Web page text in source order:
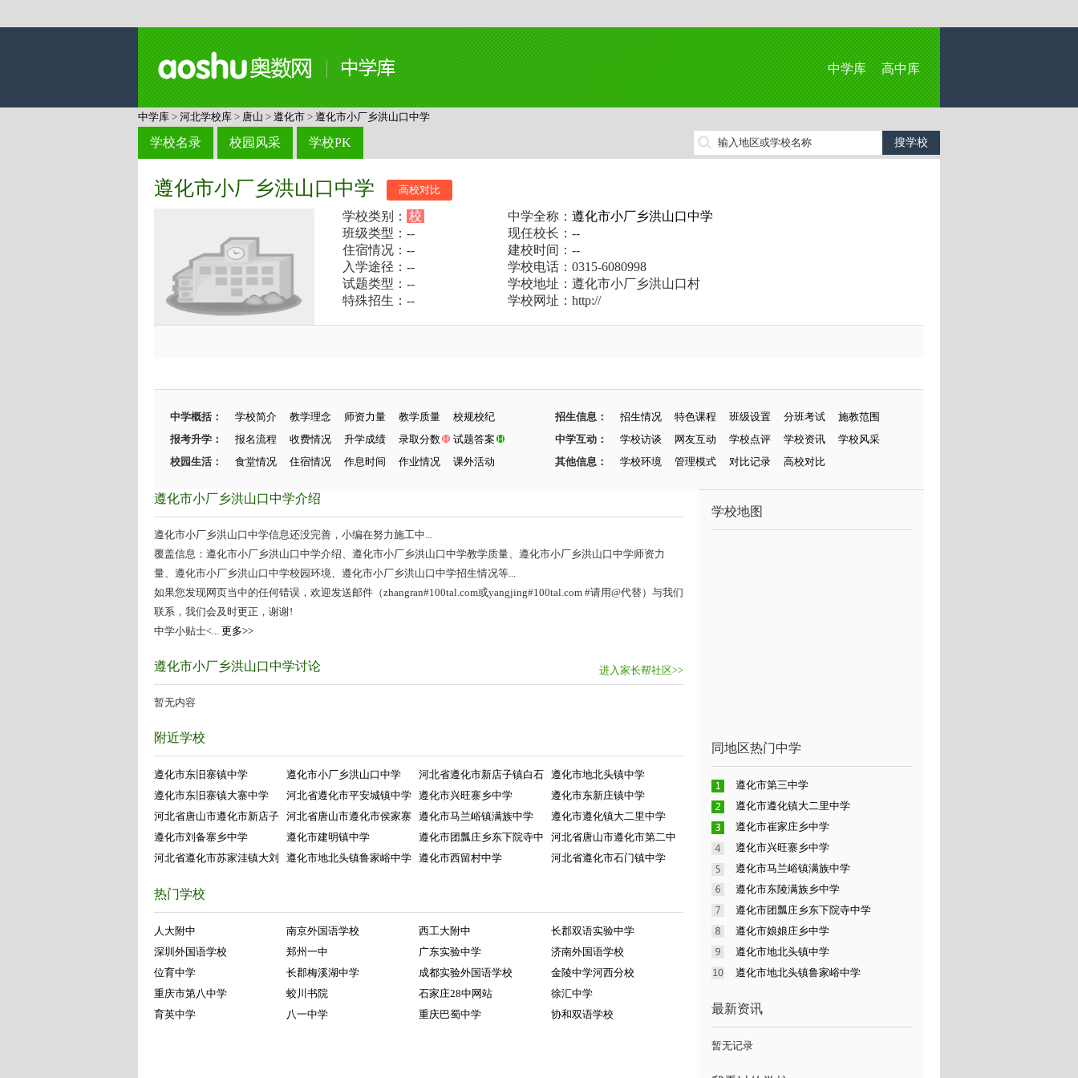
中学库 高中库
中学库 > 河北学校库 > 唐山 > 遵化市 > 遵化市小厂乡洪山口中学
学校名录 校园风采 学校PK
遵化市小厂乡洪山口中学 高校对比
学校类别： 校 中学全称： 遵化市小厂乡洪山口中学
班级类型：--
现任校长：--
住宿情况：--
建校时间：--
入学途径：--
学校电话：0315-6080998
试题类型：--
学校地址：遵化市小厂乡洪山口村
特殊招生：--
学校网址：http://
中学概括： 学校简介 教学理念 师资力量 教学质量 校规校纪 招生信息： 招生情况 特色课程 班级设置 分班考试
施教范围
报考升学：
报名流程 收费情况 升学成绩 录取分数 试题答案 中学互动： 学校访谈 网友互动 学校点评 学校资讯
学校风采
校园生活：
食堂情况 住宿情况 作息时间 作业情况 课外活动 其他信息： 学校环境 管理模式 对比记录 高校对比
遵化市小厂乡洪山口中学介绍
遵化市小厂乡洪山口中学信息还没完善，小编在努力施工中...
覆盖信息：遵化市小厂乡洪山口中学介绍、遵化市小厂乡洪山口中学教学质量、遵化市小厂乡洪山口中学师资力
量、遵化市小厂乡洪山口中学校园环境、遵化市小厂乡洪山口中学招生情况等...
如果您发现网页当中的任何错误，欢迎发送邮件（zhangran#100tal.com或yangjing#100tal.com #请用@代替）与我们
联系，我们会及时更正，谢谢!
中学小贴士<... 更多>>
进入家长帮社区>>
遵化市小厂乡洪山口中学讨论
暂无内容
附近学校
遵化市东旧寨镇中学 遵化市小厂乡洪山口中学 河北省遵化市新店子镇白石 遵化市地北头镇中学
遵化市东旧寨镇大寨中学
河北省遵化市平安城镇中学 遵化市兴旺寨乡中学
遵化市东新庄镇中学
河北省唐山市遵化市新店子 河北省唐山市遵化市侯家寨 遵化市马兰峪镇满族中学
遵化市遵化镇大二里中学
遵化市刘备寨乡中学
遵化市建明镇中学 遵化市团瓢庄乡东下院寺中
河北省唐山市遵化市第二中
河北省遵化市苏家洼镇大刘
遵化市地北头镇鲁家峪中学 遵化市西留村中学 河北省遵化市石门镇中学
热门学校
人大附中 南京外国语学校 西工大附中
长郡双语实验中学
深圳外国语学校
郑州一中 广东实验中学
济南外国语学校
位育中学
长郡梅溪湖中学 成都实验外国语学校
金陵中学河西分校
重庆市第八中学
蛟川书院 石家庄28中网站
徐汇中学
育英中学
八一中学 重庆巴蜀中学 协和双语学校
学校地图
同地区热门中学
遵化市第三中学
遵化市遵化镇大二里中学
遵化市崔家庄乡中学
遵化市兴旺寨乡中学
遵化市马兰峪镇满族中学
遵化市东陵满族乡中学
遵化市团瓢庄乡东下院寺中学
遵化市娘娘庄乡中学
遵化市地北头镇中学
遵化市地北头镇鲁家峪中学
最新资讯
暂无记录